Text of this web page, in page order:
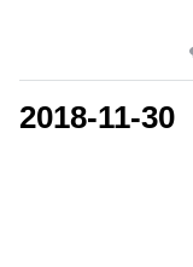
2018-11-30